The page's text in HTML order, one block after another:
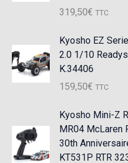
319,50€ TTC
Kyosho EZ
2.0 1/10
K.34406
159,50€ TTC
Kyosho Mini-Z
MR04 McLaren
30th
KT531P RTR